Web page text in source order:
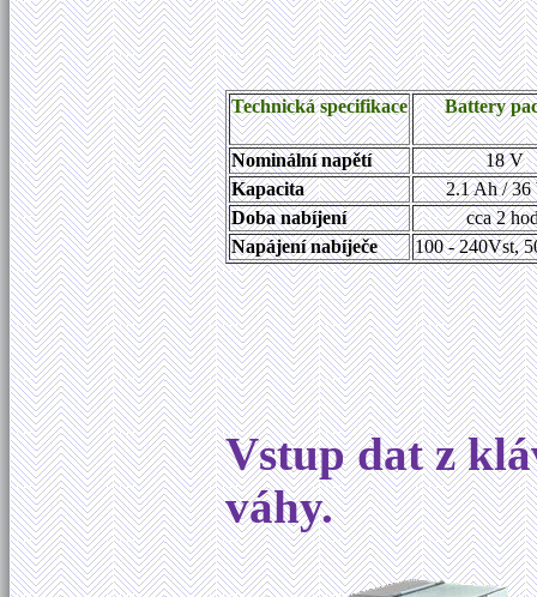
Technická specifikace Battery
Nominální napětí
18 V
Kapacita
2.1 Ah / 36
Doba nabíjení
cca 2
Napájení nabíječe
100 - 240Vst,
Vstup dat z
váhy.